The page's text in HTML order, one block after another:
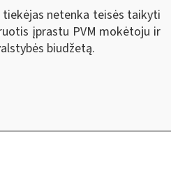
netenka teisės taikyti
įprastu PVM mokėtoju ir
biudžetą.